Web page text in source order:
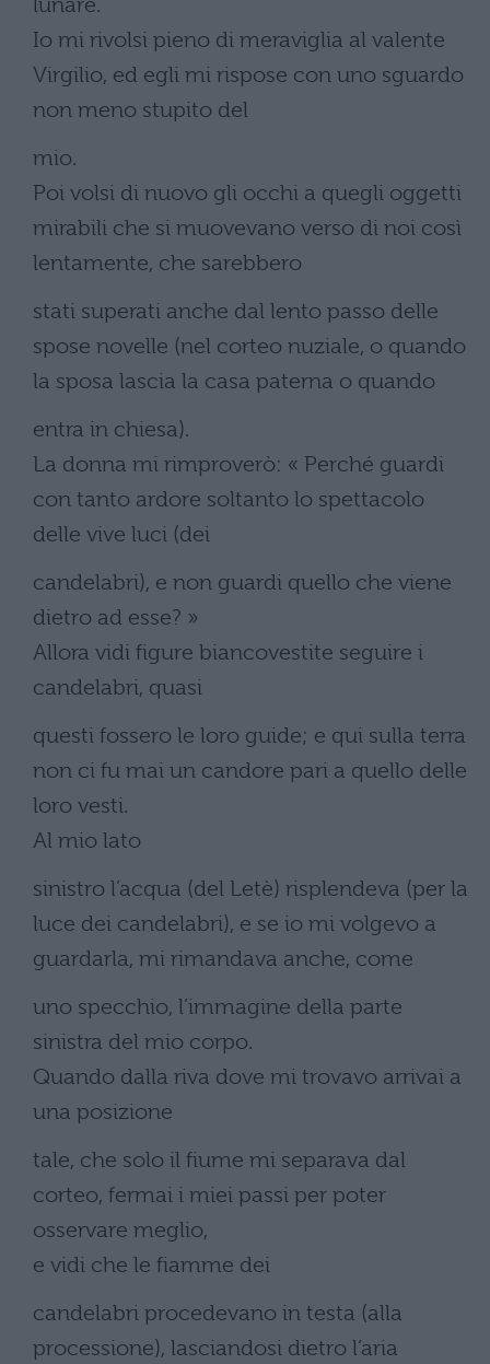
Io mi rivolsi pieno di meraviglia al valente
Virgilio, ed egli mi rispose con uno sguardo
non meno stupito del
mio.
Poi volsi di nuovo gli occhi a quegli oggetti
mirabili che si muovevano verso di noi così
lentamente, che sarebbero
stati superati anche dal lento passo delle
spose novelle (nel corteo nuziale, o quando
la sposa lascia la casa paterna o quando
entra in chiesa).
La donna mi rimproverò: « Perché guardi
con tanto ardore soltanto lo spettacolo
delle vive luci (dei
candelabri), e non guardi quello che viene
dietro ad esse? »
Allora vidi figure biancovestite seguire i
candelabri, quasi
questi fossero le loro guide; e qui sulla terra
non ci fu mai un candore pari a quello delle
loro vesti.
Al mio lato
sinistro l’acqua (del Letè) risplendeva (per la
luce dei candelabri), e se io mi volgevo a
guardarla, mi rimandava anche, come
uno specchio, l’immagine della parte
sinistra del mio corpo.
Quando dalla riva dove mi trovavo arrivai a
una posizione
tale, che solo il fiume mi separava dal
corteo, fermai i miei passi per poter
osservare meglio,
e vidi che le fiamme dei
candelabri procedevano in testa (alla
processione), lasciandosi dietro l’aria